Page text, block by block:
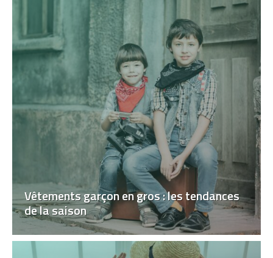
Vêtements garçon en gros : les tendances
de la saison